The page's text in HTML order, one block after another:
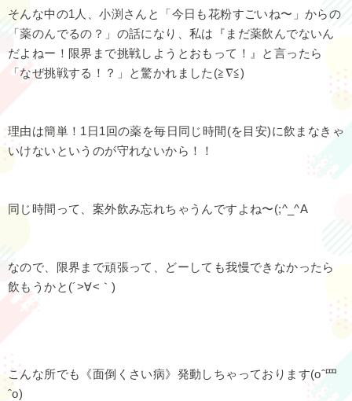
そんな中の1人、小渕さんと「今日も花粉すごいね〜」からの
「薬のんでるの？」の話になり、私は『まだ薬飲んでないん
だよねー！限界まで挑戦しようとおもって！』と言ったら
「なぜ挑戦する！？」と驚かれました(≧∇≦)
理由は簡単！1日1回の薬を毎日同じ時間(を目安)に飲まなきゃ
いけないというのが守れないから！！
同じ時間って、案外飲み忘れちゃうんですよね〜(;^_^A
なので、限界まで頑張って、どーしても我慢できなかったら
飲もうかと(´>∀<｀)ゝ
こんな所でも《面倒くさい病》発動しちゃっております(oˆ罒
ˆo)